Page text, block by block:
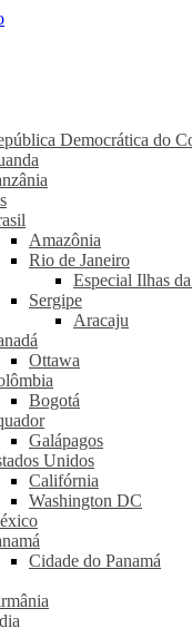
Democrática do
Amazônia
Rio de Janeiro
Especial Ilhas
Sergipe
Aracaju
Ottawa
Bogotá
Galápagos
Unidos
Califórnia
Washington DC
Cidade do Panamá